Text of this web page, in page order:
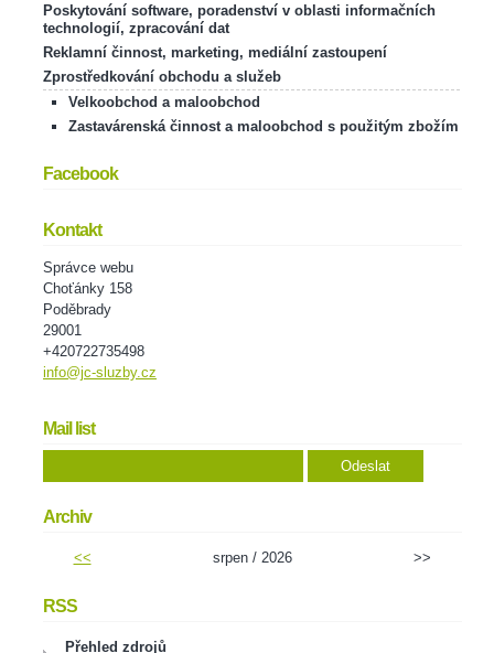
Poskytování software, poradenství v oblasti informačních
technologií, zpracování dat
Reklamní činnost, marketing, mediální zastoupení
Zprostředkování obchodu a služeb
Velkoobchod a maloobchod
Zastavárenská činnost a maloobchod s použitým zbožím
Facebook
Kontakt
Správce webu
Choťánky 158
Poděbrady
29001
+420722735498
info@jc-sluzby.cz
Mail list
Archiv
<< srpen / 2026 >>
RSS
Přehled zdrojů